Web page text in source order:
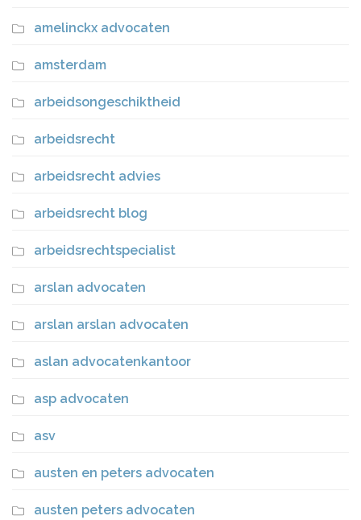
amelinckx advocaten
amsterdam
arbeidsongeschiktheid
arbeidsrecht
arbeidsrecht advies
arbeidsrecht blog
arbeidsrechtspecialist
arslan advocaten
arslan arslan advocaten
aslan advocatenkantoor
asp advocaten
asv
austen en peters advocaten
austen peters advocaten